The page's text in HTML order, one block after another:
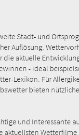
Stadt- und
Auflösung.
die aktuelle
- ideal
Lexikon. Für
bieten
und Interessante
aktuellsten